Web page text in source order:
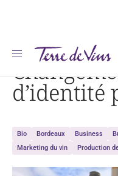
Accueil Changement de cap et
d’identité
Bio Bordeaux Business
Marketing du vin
Production